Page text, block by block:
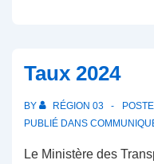
Taux 2024
BY RÉGION 03
PUBLIÉ DANS
Le Ministère des